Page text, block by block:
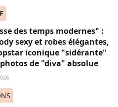
des temps modernes" :
sexy et robes élégantes,
iconique "sidérante"
de "diva" absolue